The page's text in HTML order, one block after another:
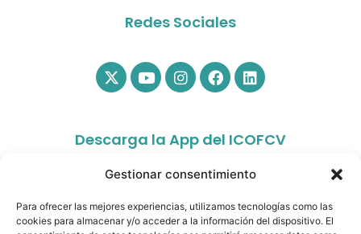
Gestionar consentimiento
Para ofrecer las mejores experiencias, utilizamos tecnologías como las
cookies para almacenar y/o acceder a la información del dispositivo. El
Redes Sociales
Descarga la App del ICOFCV